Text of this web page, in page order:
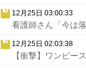
12月25日 03:00:33
看護師さん「今は
12月25日 02:03:38
【衝撃】ワンピー